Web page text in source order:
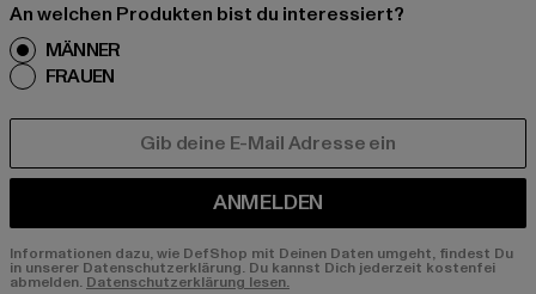
An welchen Produkten bist du interessiert?
MÄNNER
FRAUEN
ANMELDEN
Informationen dazu, wie DefShop mit Deinen Daten umgeht, findest Du
in unserer Datenschutzerklärung. Du kannst Dich jederzeit kostenfei
abmelden. Datenschutzerklärung lesen.